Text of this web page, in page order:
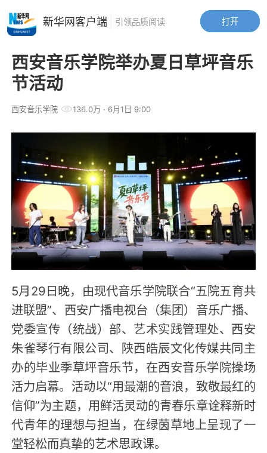
西安音乐学院举办夏日草坪音乐
节活动
西安音乐学院 136.0万 · 6月1日 9:00
5月29日晚，由现代音乐学院联合“五院五育共
进联盟”、西安广播电视台（集团）音乐广播、
党委宣传（统战）部、艺术实践管理处、西安
朱雀琴行有限公司、陕西皓辰文化传媒共同主
办的毕业季草坪音乐节，在西安音乐学院操场
活力启幕。活动以“用最潮的音浪，致敬最红的
信仰”为主题，用鲜活灵动的青春乐章诠释新时
代青年的理想与担当，在绿茵草地上呈现了一
堂轻松而真挚的艺术思政课。
打开
新华网客户端 引领品质阅读